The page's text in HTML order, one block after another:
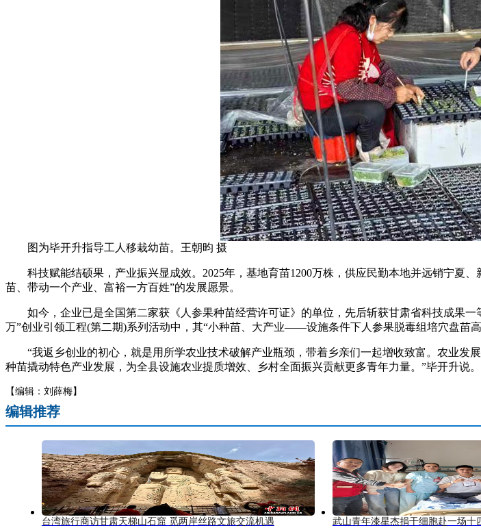
图为毕开升指导工人移栽幼苗。王朝昀 摄
科技赋能结硕果，产业振兴显成效。2025年，基地育苗1200万株，供应民勤本地并远销宁夏
苗、带动一个产业、富裕一方百姓”的发展愿景。
如今，企业已是全国第二家获《人参果种苗经营许可证》的单位，先后斩获甘肃省科技成果一
万”创业引领工程(第二期)系列活动中，其“小种苗、大产业——设施条件下人参果脱毒组培穴盘苗
“我返乡创业的初心，就是用所学农业技术破解产业瓶颈，带着乡亲们一起增收致富。农业发
种苗撬动特色产业发展，为全县设施农业提质增效、乡村全面振兴贡献更多青年力量。”毕开升说
【编辑：刘薛梅】
编辑推荐
台湾旅行商访甘肃天梯山石窟 觅两岸丝路文旅交流机遇 武山青年漆星杰捐干细胞赴一场十